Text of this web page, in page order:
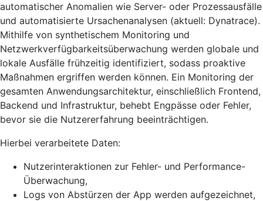
automatischer Anomalien wie Server- oder Prozessausfälle
und automatisierte Ursachenanalysen (aktuell: Dynatrace).
Mithilfe von synthetischem Monitoring und
Netzwerkverfügbarkeitsüberwachung werden globale und
lokale Ausfälle frühzeitig identifiziert, sodass proaktive
Maßnahmen ergriffen werden können. Ein Monitoring der
gesamten Anwendungsarchitektur, einschließlich Frontend,
Backend und Infrastruktur, behebt Engpässe oder Fehler,
bevor sie die Nutzererfahrung beeinträchtigen.
Hierbei verarbeitete Daten:
Nutzerinteraktionen zur Fehler- und Performance-
Überwachung,
Logs von Abstürzen der App werden aufgezeichnet,